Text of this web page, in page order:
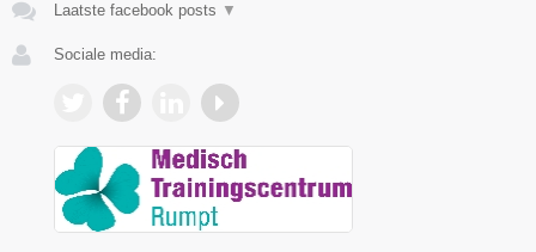
Laatste facebook posts ▼
Sociale media: